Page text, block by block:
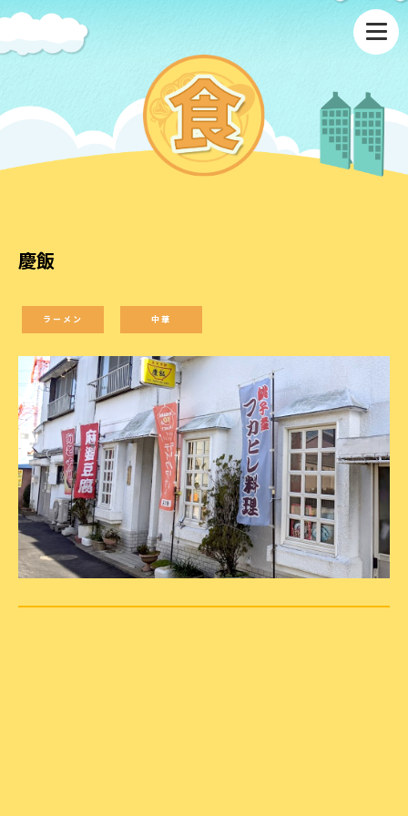
慶飯
ラーメン 中華